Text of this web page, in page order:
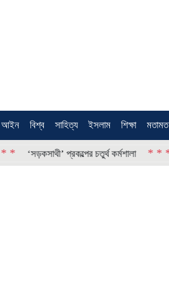
আইন বিশ্ব সাহিত্য ইসলাম শিক্ষা মতামত
‘সড়কসাথী’ প্রকল্পের চতুর্থ কর্মশালা * * * *